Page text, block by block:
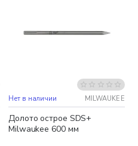
Нет в наличии MILWAUKEE
Долото острое SDS+
Milwaukee 600 мм